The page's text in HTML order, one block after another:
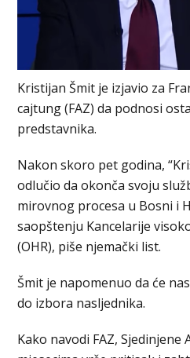
Kristijan Šmit je izjavio za
cajtung (FAZ) da podnosi
predstavnika.
Nakon skoro pet godina,
odlučio da okonča svoju
mirovnog procesa u Bosni i
saopštenju Kancelarije
(OHR), piše njemački list.
Šmit je napomenuo da će
do izbora nasljednika.
Kako navodi FAZ, Sjedinjene